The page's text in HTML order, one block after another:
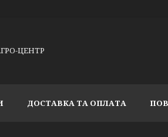
ЦЕНТР
ДОСТАВКА ТА ОПЛАТА